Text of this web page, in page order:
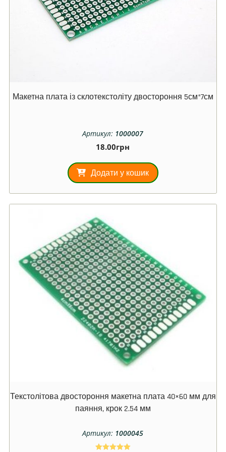
Макетна плата із склотекстоліту двостороння 5см*7см
Артикул: 1000007
18.00грн
Додати у кошик
Текстолітова двостороння макетна плата 40×60 мм для
паяння, крок 2.54 мм
Артикул: 1000045